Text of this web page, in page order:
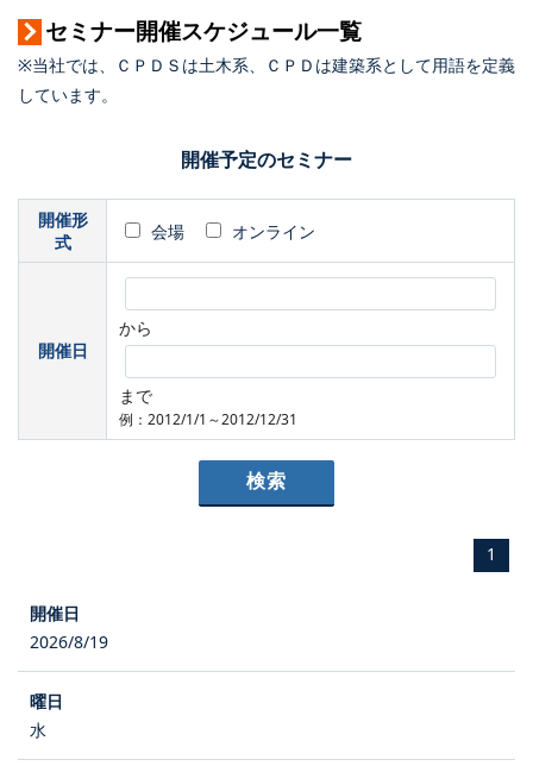
セミナー開催スケジュール一覧
※当社では、ＣＰＤＳは土木系、ＣＰＤは建築系として用語を定義
しています。
開催予定のセミナー
開催形
式
会場 オンライン
開催日
から
まで
例：2012/1/1～2012/12/31
1
2026/8/19
水